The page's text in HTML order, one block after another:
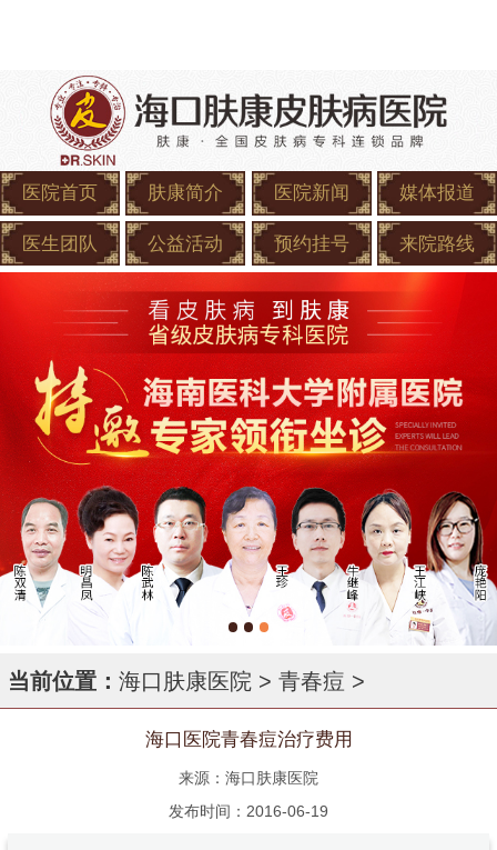
医院首页 肤康简介 医院新闻 媒体报道
医生团队 公益活动 预约挂号 来院路线
当前位置： 海口肤康医院 > 青春痘 >
海口医院青春痘治疗费用
来源：海口肤康医院
发布时间：2016-06-19